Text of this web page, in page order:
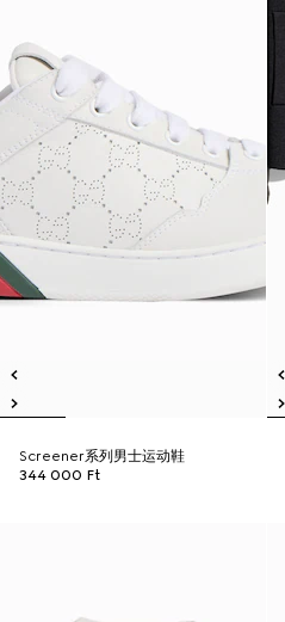
Screener系列男士运动鞋
344 000 Ft